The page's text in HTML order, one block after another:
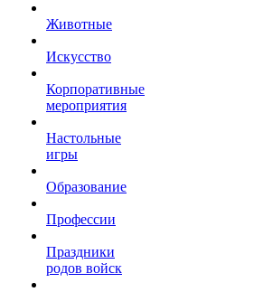
Животные
Искусство
Корпоративные
мероприятия
Настольные
игры
Образование
Профессии
Праздники
родов войск